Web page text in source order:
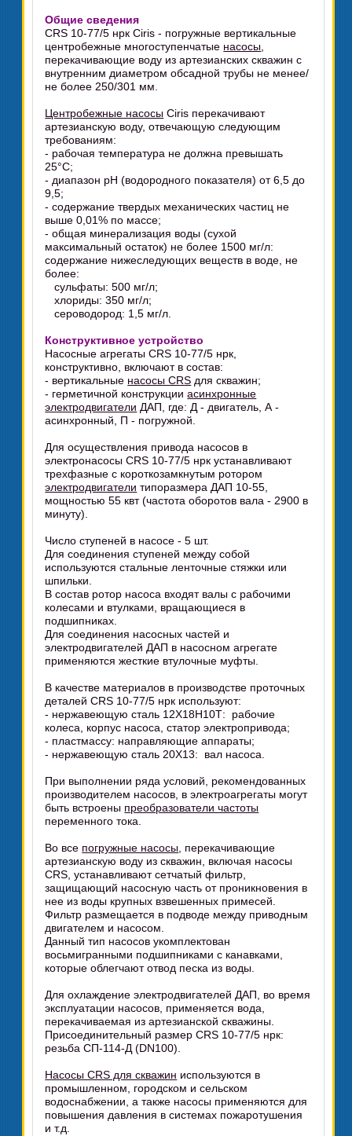
Общие сведения
CRS 10-77/5 нрк Ciris - погружные вертикальные
центробежные многоступенчатые насосы
перекачивающие воду из артезианских скважин с
внутренним диаметром обсадной трубы не менее/
не более 250/301 мм.
Центробежные насосы Ciris перекачивают
артезианскую воду, отвечающую следующим
требованиям:
- рабочая температура не должна превышать
25°C;
- диапазон pH (водородного показателя) от 6,5 до
9,5;
- содержание твердых механических частиц не
выше 0,01% по массе;
- общая минерализация воды (сухой
максимальный остаток) не более 1500 мг/л:
содержание нижеследующих веществ в воде, не
более:
сульфаты: 500 мг/л;
хлориды: 350 мг/л;
сероводород: 1,5 мг/л.
Конструктивное устройство
Насосные агрегаты CRS 10-77/5 нрк,
конструктивно, включают в состав:
- вертикальные насосы CRS для скважин;
- герметичной конструкцииасинхронные
электродвигатели ДАП, где: Д - двигатель, А -
асинхронный, П - погружной.
Для осуществления привода насосов в
электронасосы CRS 10-77/5 нрк устанавливают
трехфазные с короткозамкнутым ротором
электродвигатели типоразмера ДАП 10-55,
мощностью 55 квт (частота оборотов вала - 2900 в
минуту).
Число ступеней в насосе - 5 шт.
Для соединения ступеней между собой
используются стальные ленточные стяжки или
шпильки.
В состав ротор насоса входят валы с рабочими
колесами и втулками, вращающиеся в
подшипниках.
Для соединения насосных частей и
электродвигателей ДАП в насосном агрегате
применяются жесткие втулочные муфты.
В качестве материалов в производстве проточных
деталей CRS 10-77/5 нрк используют:
- нержавеющую сталь 12Х18Н10Т: рабочие
колеса, корпус насоса, статор электропривода;
- пластмассу: направляющие аппараты;
- нержавеющую сталь 20Х13: вал насоса.
При выполнении ряда условий, рекомендованных
производителем насосов, в электроагрегаты могут
быть встроены преобразователи частоты
переменного тока.
Во все погружные насосы , перекачивающие
артезианскую воду из скважин, включая насосы
CRS, устанавливают сетчатый фильтр,
защищающий насосную часть от проникновения в
нее из воды крупных взвешенных примесей.
Фильтр размещается в подводе между приводным
двигателем и насосом.
Данный тип насосов укомплектован
восьмигранными подшипниками с канавками,
которые облегчают отвод песка из воды.
Для охлаждение электродвигателей ДАП, во время
эксплуатации насосов, применяется вода,
перекачиваемая из артезианской скважины.
Присоединительный размер CRS 10-77/5 нрк:
резьба СП-114-Д (DN100).
Насосы CRS для скважин используются в
промышленном, городском и сельском
водоснабжении, а также насосы применяются для
повышения давления в системах пожаротушения
и т.д.